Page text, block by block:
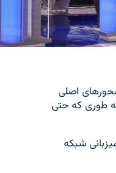
اصلی
برای انتخابات ریاست جمهوری سال ۲۰۲۴ بود به طوری که حتی
در شهر میامی به میزبانی شبکه